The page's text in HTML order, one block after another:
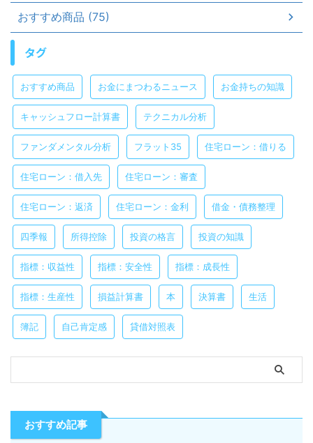
おすすめ商品 (75)
タグ
おすすめ商品 お金にまつわるニュース お金持ちの知識
キャッシュフロー計算書 テクニカル分析
ファンダメンタル分析 フラット35 住宅ローン：借りる
住宅ローン：借入先 住宅ローン：審査
住宅ローン：返済 住宅ローン：金利 借金・債務整理
四季報 所得控除 投資の格言 投資の知識
指標：収益性 指標：安全性 指標：成長性
指標：生産性 損益計算書 本 決算書 生活
簿記 自己肯定感 貸借対照表
おすすめ記事